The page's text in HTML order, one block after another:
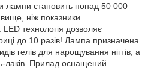
лампи становить понад 50 000
ніж показники
технологія дозволяє
до 10 разів! Лампа призначена
гелів для нарощування нігтів, а
лаків. Прилад оснащений